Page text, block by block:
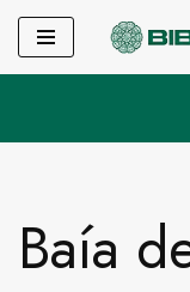
Pular
o
Baía